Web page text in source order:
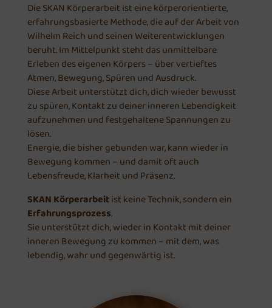
Die SKAN Körperarbeit ist eine körperorientierte,
erfahrungsbasierte Methode, die auf der Arbeit von
Wilhelm Reich und seinen Weiterentwicklungen
beruht. Im Mittelpunkt steht das unmittelbare
Erleben des eigenen Körpers – über vertieftes
Atmen, Bewegung, Spüren und Ausdruck.
Diese Arbeit unterstützt dich, dich wieder bewusst
zu spüren, Kontakt zu deiner inneren Lebendigkeit
aufzunehmen und festgehaltene Spannungen zu
lösen.
Energie, die bisher gebunden war, kann wieder in
Bewegung kommen – und damit oft auch
Lebensfreude, Klarheit und Präsenz.
SKAN Körperarbeitist keine Technik, sondern ein
Erfahrungsprozess.
Sie unterstützt dich, wieder in Kontakt mit deiner
inneren Bewegung zu kommen – mit dem, was
lebendig, wahr und gegenwärtig ist.